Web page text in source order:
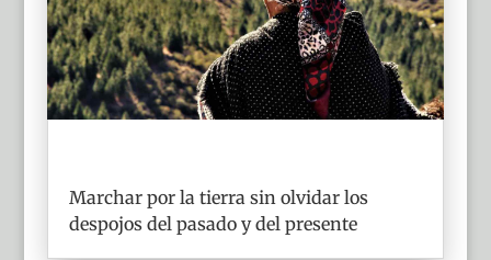
Marchar por la tierra sin olvidar los
despojos del pasado y del presente